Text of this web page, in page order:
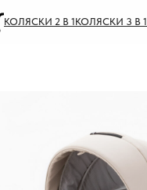
КОЛЯСКИ 2 В 1КОЛЯСКИ 3 В 1